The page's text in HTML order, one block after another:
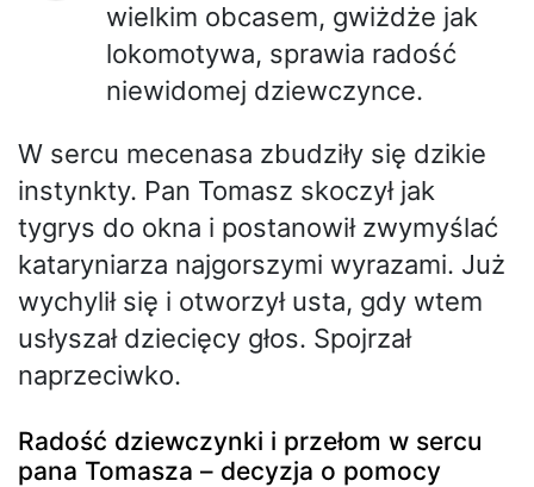
wielkim obcasem, gwiżdże jak
lokomotywa, sprawia radość
niewidomej dziewczynce.
W sercu mecenasa zbudziły się dzikie
instynkty. Pan Tomasz skoczył jak
tygrys do okna i postanowił zwymyślać
kataryniarza najgorszymi wyrazami. Już
wychylił się i otworzył usta, gdy wtem
usłyszał dziecięcy głos. Spojrzał
naprzeciwko.
Radość dziewczynki i przełom w sercu
pana Tomasza – decyzja o pomocy